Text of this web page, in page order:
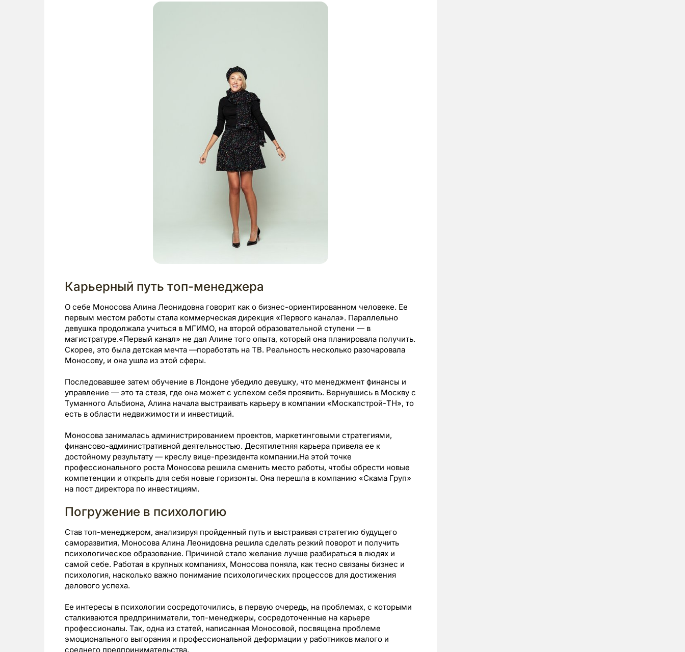
Карьерный путь топ-менеджера
О себе Моносова Алина Леонидовна говорит как о бизнес-ориентированном человеке. Ее
первым местом работы стала коммерческая дирекция «Первого канала». Параллельно
девушка продолжала учиться в МГИМО, на второй образовательной ступени — в
магистратуре.«Первый канал» не дал Алине того опыта, который она планировала получить.
Скорее, это была детская мечта —поработать на ТВ. Реальность несколько разочаровала
Моносову, и она ушла из этой сферы.
Последовавшее затем обучение в Лондоне убедило девушку, что менеджмент финансы и
управление — это та стезя, где она может с успехом себя проявить. Вернувшись в Москву с
Туманного Альбиона, Алина начала выстраивать карьеру в компании «Москапcтрой-ТН», то
есть в области недвижимости и инвестиций.
Моносова занималась администрированием проектов, маркетинговыми стратегиями,
финансово-административной деятельностью. Десятилетняя карьера привела ее к
достойному результату — креслу вице-президента компании.На этой точке
профессионального роста Моносова решила сменить место работы, чтобы обрести новые
компетенции и открыть для себя новые горизонты. Она перешла в компанию «Скама Груп»
на пост директора по инвестициям.
Погружение в психологию
Став топ-менеджером, анализируя пройденный путь и выстраивая стратегию будущего
саморазвития, Моносова Алина Леонидовна решила сделать резкий поворот и получить
психологическое образование. Причиной стало желание лучше разбираться в людях и
самой себе. Работая в крупных компаниях, Моносова поняла, как тесно связаны бизнес и
психология, насколько важно понимание психологических процессов для достижения
делового успеха.
Ее интересы в психологии сосредоточились, в первую очередь, на проблемах, с которыми
сталкиваются предприниматели, топ-менеджеры, сосредоточенные на карьере
профессионалы. Так, одна из статей, написанная Моносовой, посвящена проблеме
эмоционального выгорания и профессиональной деформации у работников малого и
среднего предпринимательства.